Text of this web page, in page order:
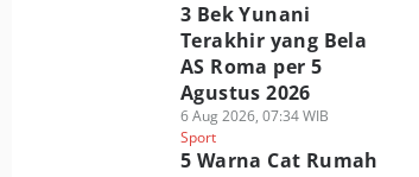
3 Bek Yunani
Terakhir yang Bela
AS Roma per 5
Agustus 2026
6 Aug 2026, 07:34 WIB
Sport
5 Warna Cat Rumah